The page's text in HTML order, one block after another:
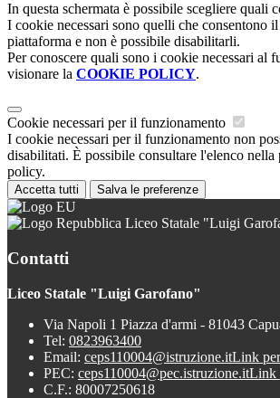
In questa schermata è possibile scegliere quali
I cookie necessari sono quelli che consentono
piattaforma e non è possibile disabilitarli.
Per conoscere quali sono i cookie necessari al
visionare la COOKIE POLICY.
Cookie necessari per il funzionamento
I cookie necessari per il funzionamento non
disabilitati. È possibile consultare l'elenco nella
policy.
Accetta tutti Salva le preferenze
Liceo Statale "Luigi
Contatti
Liceo Statale "Luigi Garofano"
Via Napoli 1 Piazza d'armi - 81043
Tel: 0823963400
Email: ceps110004@istruzione.itLink
PEC: ceps110004@pec.istruzione.itLink
C.F.: 80007250618